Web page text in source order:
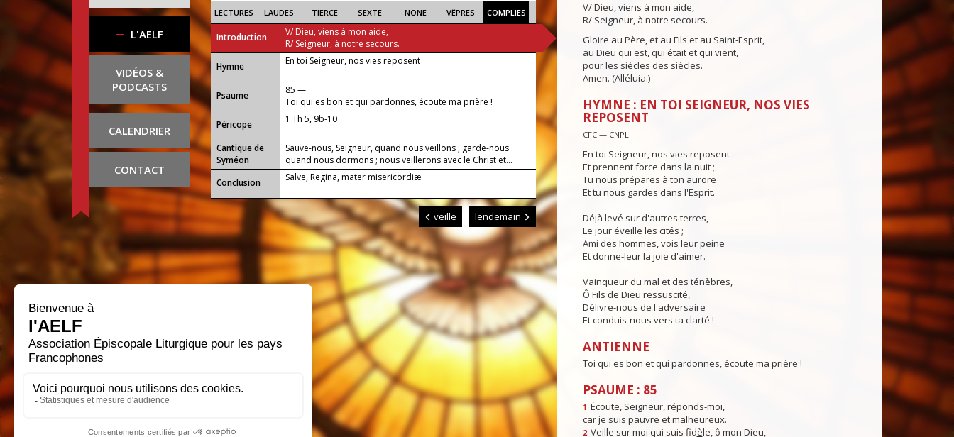
L'AELF
VIDÉOS &
PODCASTS
CALENDRIER
CONTACT
LECTURES LAUDES TIERCE SEXTE NONE VÊPRES COMPLIES
Introduction
V/ Dieu, viens à mon aide,
R/ Seigneur, à notre secours.
...
Hymne En toi Seigneur, nos vies reposent
Psaume
85 —
Toi qui es bon et qui pardonnes, écoute ma prière !
Péricope
1 Th 5, 9b-10
Cantique de
Syméon
Sauve-nous, Seigneur, quand nous veillons ; garde-nous
quand nous dormons ; nous veillerons avec le Christ et...
Conclusion
Salve, Regina, mater misericordiæ
veille lendemain
V/ Dieu, viens à mon aide,
R/ Seigneur, à notre secours.
Gloire au Père, et au Fils et au Saint-Esprit,
au Dieu qui est, qui était et qui vient,
pour les siècles des siècles.
Amen. (Alléluia.)
HYMNE : EN TOI SEIGNEUR, NOS VIES
REPOSENT
CFC — CNPL
En toi Seigneur, nos vies reposent
Et prennent force dans la nuit ;
Tu nous prépares à ton aurore
Et tu nous gardes dans l'Esprit.
Déjà levé sur d'autres terres,
Le jour éveille les cités ;
Ami des hommes, vois leur peine
Et donne-leur la joie d'aimer.
Vainqueur du mal et des ténèbres,
Ô Fils de Dieu ressuscité,
Délivre-nous de l'adversaire
Et conduis-nous vers ta clarté !
ANTIENNE
Toi qui es bon et qui pardonnes, écoute ma prière !
PSAUME : 85
1 Écoute, Seigneur, réponds-moi,
car je suis pauvre et malheureux.
2 Veille sur moi qui suis fidèle, ô mon Dieu,